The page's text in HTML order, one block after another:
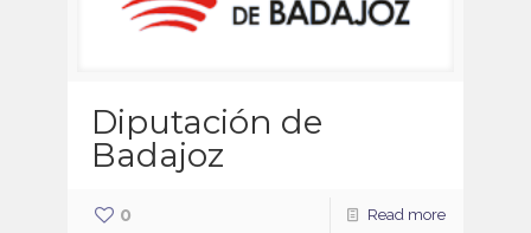
Diputación de
Badajoz
0 Read more